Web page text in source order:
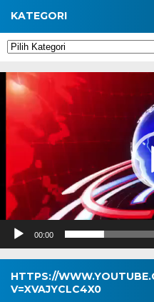
KATEGORI
Kategori
Pemutar
Video
00:00
HTTPS://
V=XVAJYCLC4X0